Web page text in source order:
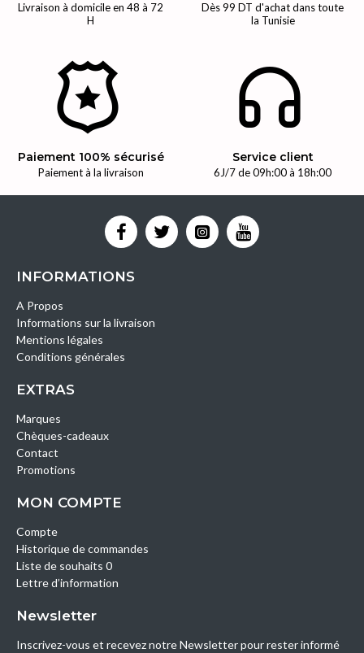
Livraison à domicile en 48 à 72
H
Dès 99 DT d'achat dans toute
la Tunisie
Paiement 100% sécurisé
Paiement à la livraison
Service client
6J/7 de 09h:00 à 18h:00
INFORMATIONS
A Propos
Informations sur la livraison
Mentions légales
Conditions générales
EXTRAS
Marques
Chèques-cadeaux
Contact
Promotions
MON COMPTE
Compte
Historique de commandes
Liste de souhaits 0
Lettre d’information
Newsletter
Inscrivez-vous et recevez notre Newsletter pour rester informé